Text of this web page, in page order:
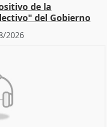
de la
del Gobierno
2026